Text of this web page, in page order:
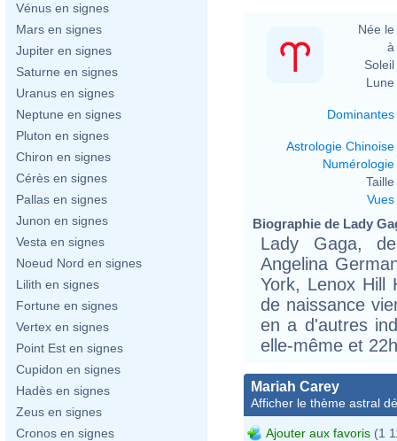
Vénus en signes
Mars en signes
Jupiter en signes
Saturne en signes
Uranus en signes
Neptune en signes
Pluton en signes
Chiron en signes
Cérès en signes
Pallas en signes
Junon en signes
Vesta en signes
Noeud Nord en signes
Lilith en signes
Fortune en signes
Vertex en signes
Point Est en signes
Cupidon en signes
Hadès en signes
Zeus en signes
Cronos en signes
Née le
à
Soleil
Lune
Dominantes
Astrologie Chinoise
Numérologie
Taille
Vues
Biographie de Lady
Lady Gaga,
Angelina
York, Lenox Hill
de naissance
en a d'autres
elle-même et
Mariah Carey
Afficher le thème astral
Ajouter aux favoris (1